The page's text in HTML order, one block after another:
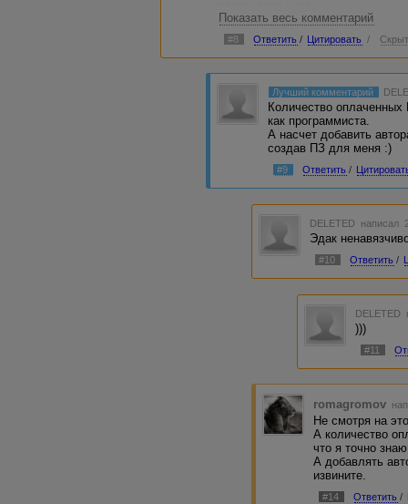
Это очередной бич адвего. Один
удалить автора из БС/ЧС.
При чем, никакой технической
составляет.
Показать весь комментарий
#8 Ответить / Цитировать /
Лучший комментарий
Количество оплаченных
как программиста.
А насчет добавить
создав ПЗ для меня :)
#9 Ответить /
DELETED написал
Эдак
#10 Ответить /
DELETED
)))
#11
romagromov
Не смотря на
А количество
что я точно
А добавлять
извините.
#14 Ответить /